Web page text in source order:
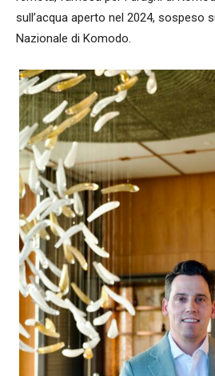
sull’acqua aperto nel 2024, sospeso
Nazionale di Komodo.